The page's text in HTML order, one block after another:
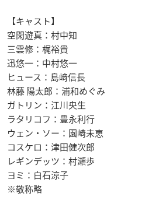
【キャスト】
空閑遊真：村中知
三雲修：梶裕貴
迅悠一：中村悠一
ヒュース：島﨑信長
林藤 陽太郎：浦和めぐみ
ガトリン：江川央生
ラタリコフ：豊永利行
ウェン・ソー：園崎未恵
コスケロ：津田健次郎
レギンデッツ：村瀬歩
ヨミ：白石涼子
※敬称略